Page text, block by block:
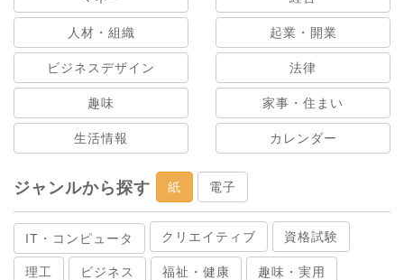
人材・組織 起業・開業
ビジネスデザイン 法律
趣味 家事・住まい
生活情報 カレンダー
ジャンルから探す 紙 電子
IT・コンピュータ クリエイティブ 資格試験
理工 ビジネス 福祉・健康 趣味・実用